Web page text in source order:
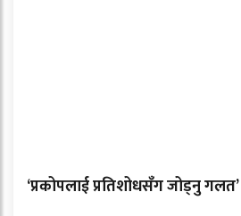
‘प्रकोपलाई प्रतिशोधसँग जोड्नु